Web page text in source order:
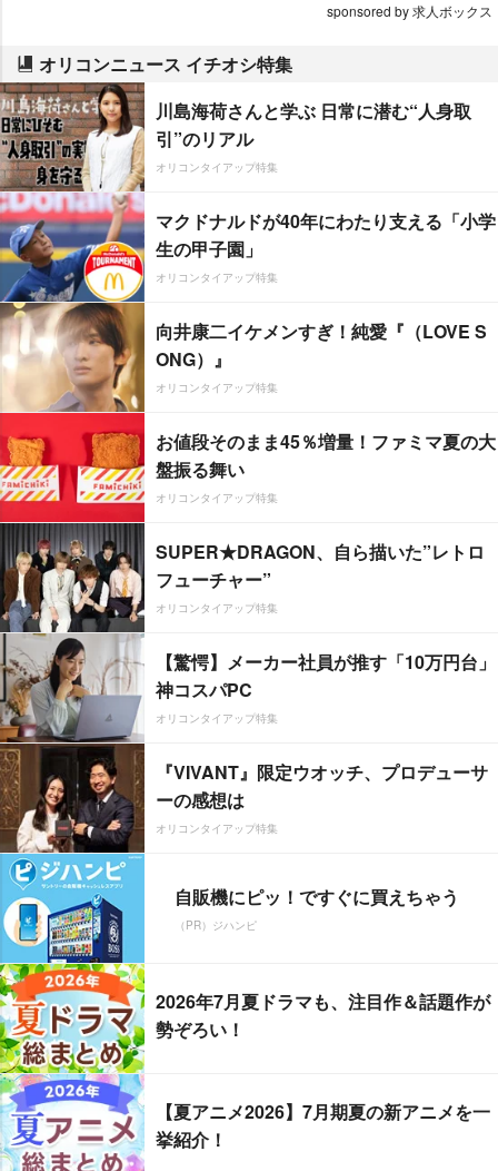
sponsored by 求人ボックス
オリコンニュース イチオシ特集
川島海荷さんと学ぶ 日常に潜む“人身取
引”のリアル
オリコンタイアップ特集
マクドナルドが40年にわたり支える「小学
生の甲子園」
オリコンタイアップ特集
向井康二イケメンすぎ！純愛『（LOVE S
ONG）』
オリコンタイアップ特集
お値段そのまま45％増量！ファミマ夏の大
盤振る舞い
オリコンタイアップ特集
SUPER★DRAGON、自ら描いた”レトロ
フューチャー”
オリコンタイアップ特集
【驚愕】メーカー社員が推す「10万円台」
神コスパPC
オリコンタイアップ特集
『VIVANT』限定ウオッチ、プロデューサ
ーの感想は
オリコンタイアップ特集
自販機にピッ！ですぐに買えちゃう
（PR）ジハンピ
2026年7月夏ドラマも、注目作＆話題作が
勢ぞろい！
【夏アニメ2026】7月期夏の新アニメを一
挙紹介！